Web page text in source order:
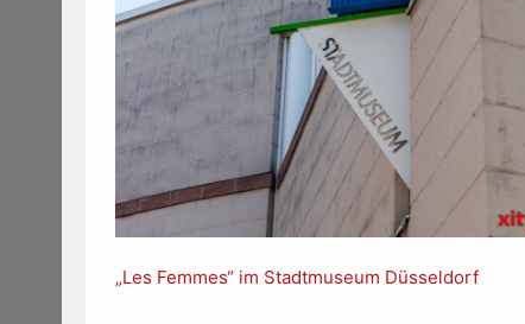
„Les Femmes“ im Stadtmuseum Düsseldorf